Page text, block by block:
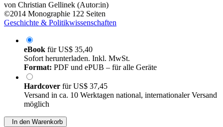
von Christian Gellinek (Autor:in)
©2014 Monographie 122 Seiten
Geschichte & Politikwissenschaften
eBook fürUS$ 35,40
Sofort herunterladen. Inkl. MwSt.
Format: PDF und ePUB – für alle Geräte
Hardcover fürUS$ 37,45
Versand in ca. 10 Werktagen national, internationaler Versand
möglich
In den Warenkorb